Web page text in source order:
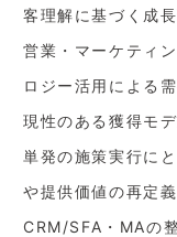
客理解に基づく成
営業・マーケティ
ロジー活用による
現性のある獲得モ
単発の施策実行に
や提供価値の再定
CRM/SFA・MAの